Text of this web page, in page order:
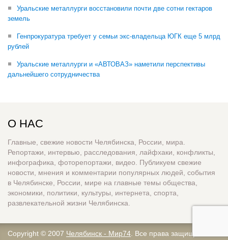
Уральские металлурги восстановили почти две сотни гектаров
земель
Генпрокуратура требует у семьи экс-владельца ЮГК еще 5 млрд
рублей
Уральские металлурги и «АВТОВАЗ» наметили перспективы
дальнейшего сотрудничества
О НАС
Главные, свежие новости Челябинска, России, мира.
Репортажи, интервью, расследования, лайфхаки, конфликты,
инфографика, фоторепортажи, видео. Публикуем свежие
новости, мнения и комментарии популярных людей, события
в Челябинске, России, мире на главные темы общества,
экономики, политики, культуры, интернета, спорта,
развлекательной жизни Челябинска.
Copyright © 2007 Челябинск - Мир74 . Все права защищены.